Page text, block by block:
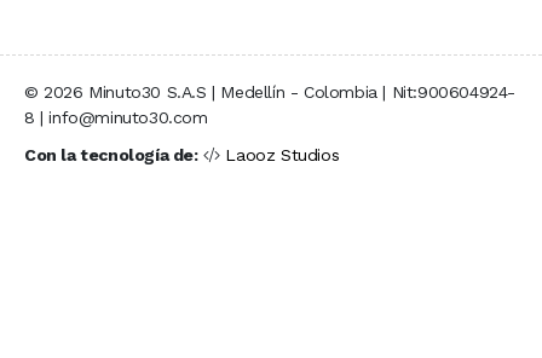
© 2026 Minuto30 S.A.S | Medellín - Colombia | Nit:900604924-
8 | info@minuto30.com
Con la tecnología de:
Laooz Studios